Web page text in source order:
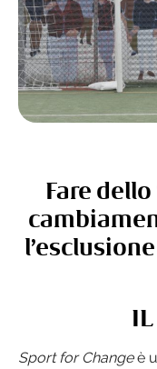
Fare
IL
Sport for Changeè